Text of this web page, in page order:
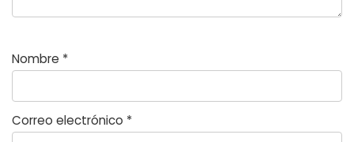
Nombre *
Correo electrónico *